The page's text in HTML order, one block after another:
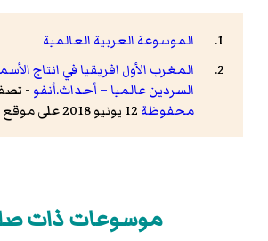
الموسوعة العربية العالمية
المغرب الأول افريقيا في انتاج
السردين عالميا – أحداث.أنفو -
محفوظة
موسوعات ذات